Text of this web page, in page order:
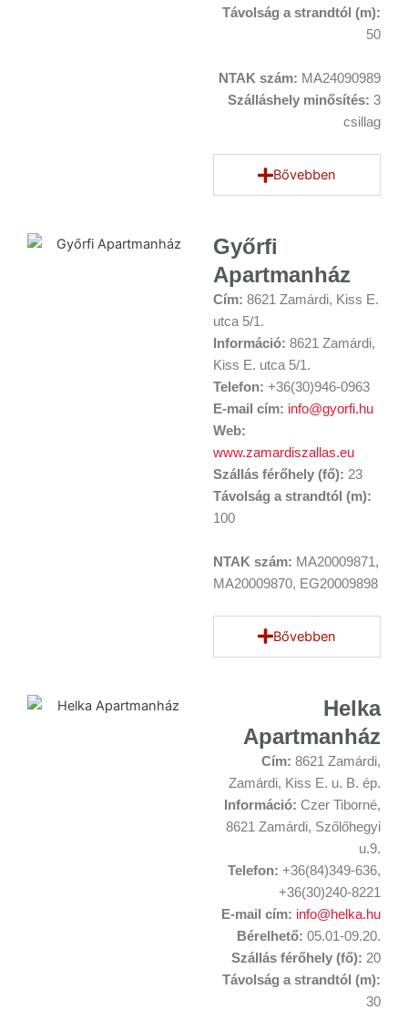
Távolság a strandtól (m):
50
NTAK szám: MA24090989
Szálláshely minősítés: 3
csillag
Bővebben
Győrfi
Apartmanház
Cím: 8621 Zamárdi, Kiss E.
utca 5/1.
Információ: 8621 Zamárdi,
Kiss E. utca 5/1.
Telefon: +36(30)946-0963
E-mail cím: info@gyorfi.hu
Web:
www.zamardiszallas.eu
Szállás férőhely (fő): 23
Távolság a strandtól (m):
100
NTAK szám: MA20009871,
MA20009870, EG20009898
Bővebben
Helka
Apartmanház
Cím: 8621 Zamárdi,
Zamárdi, Kiss E. u. B. ép.
Információ: Czer Tiborné,
8621 Zamárdi, Szőlőhegyi
u.9.
Telefon: +36(84)349-636,
+36(30)240-8221
E-mail cím: info@helka.hu
Bérelhető: 05.01-09.20.
Szállás férőhely (fő): 20
Távolság a strandtól (m):
30